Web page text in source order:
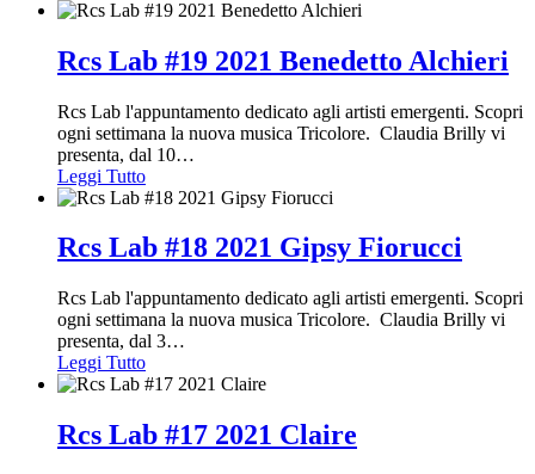
Rcs Lab #19 2021 Benedetto Alchieri
Rcs Lab l'appuntamento dedicato agli artisti emergenti. Scopri
ogni settimana la nuova musica Tricolore. Claudia Brilly vi
presenta, dal 10…
Leggi Tutto
Rcs Lab #18 2021 Gipsy Fiorucci
Rcs Lab l'appuntamento dedicato agli artisti emergenti. Scopri
ogni settimana la nuova musica Tricolore. Claudia Brilly vi
presenta, dal 3…
Leggi Tutto
Rcs Lab #17 2021 Claire